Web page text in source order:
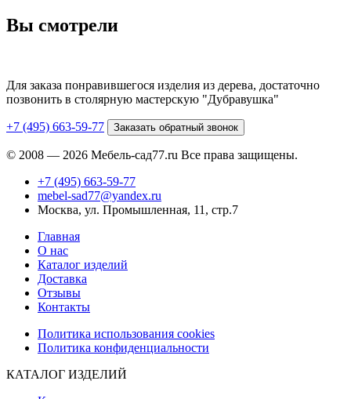
Вы смотрели
Для заказа понравившегося изделия из дерева, достаточно
позвонить в столярную мастерскую "Дубравушка"
+7 (495) 663-59-77 Заказать обратный звонок
© 2008 — 2026 Мебель-сад77.ru Все права защищены.
+7 (495) 663-59-77
mebel-sad77@yandex.ru
Москва, ул. Промышленная, 11, стр.7
Главная
О нас
Каталог изделий
Доставка
Отзывы
Контакты
Политика использования cookies
Политика конфиденциальности
КАТАЛОГ ИЗДЕЛИЙ